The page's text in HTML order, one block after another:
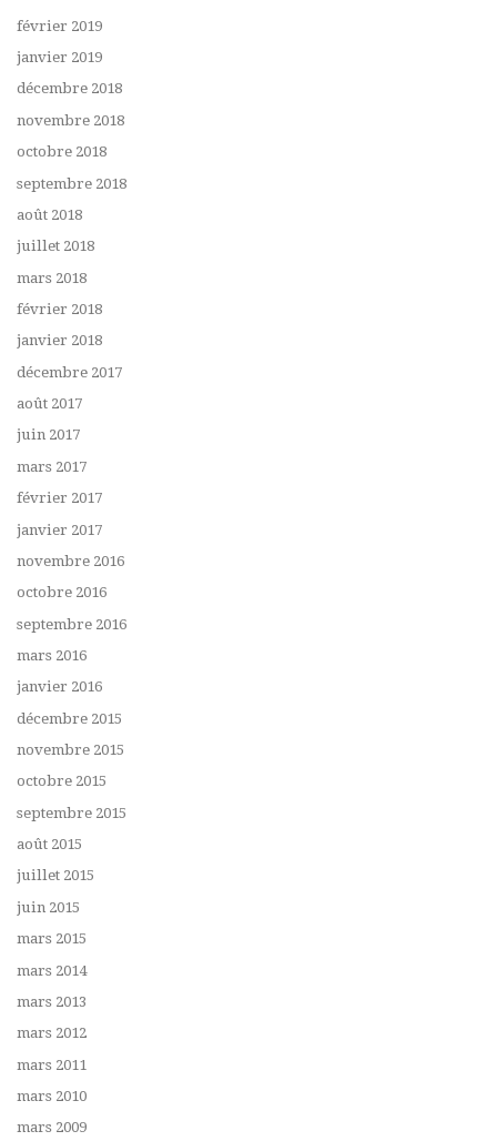
février 2019
janvier 2019
décembre 2018
novembre 2018
octobre 2018
septembre 2018
août 2018
juillet 2018
mars 2018
février 2018
janvier 2018
décembre 2017
août 2017
juin 2017
mars 2017
février 2017
janvier 2017
novembre 2016
octobre 2016
septembre 2016
mars 2016
janvier 2016
décembre 2015
novembre 2015
octobre 2015
septembre 2015
août 2015
juillet 2015
juin 2015
mars 2015
mars 2014
mars 2013
mars 2012
mars 2011
mars 2010
mars 2009